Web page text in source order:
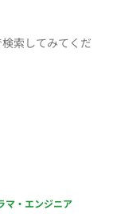
索してみてくだ
マ・エンジニア